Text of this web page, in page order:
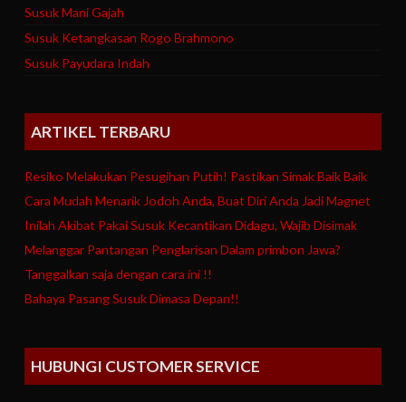
Susuk Mani Gajah
Susuk Ketangkasan Rogo Brahmono
Susuk Payudara Indah
ARTIKEL TERBARU
Resiko Melakukan Pesugihan Putih! Pastikan Simak Baik Baik
Cara Mudah Menarik Jodoh Anda, Buat Diri Anda Jadi Magnet
Inilah Akibat Pakai Susuk Kecantikan Didagu, Wajib Disimak
Melanggar Pantangan Penglarisan Dalam primbon Jawa?
Tanggalkan saja dengan cara ini !!
Bahaya Pasang Susuk Dimasa Depan!!
HUBUNGI CUSTOMER SERVICE